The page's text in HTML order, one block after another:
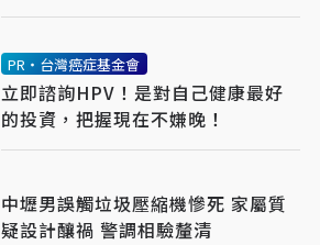
PR・台灣癌症基金會
立即諮詢HPV！是對自己健康最好
的投資，把握現在不嫌晚！
中壢男誤觸垃圾壓縮機慘死 家屬質
疑設計釀禍 警調相驗釐清